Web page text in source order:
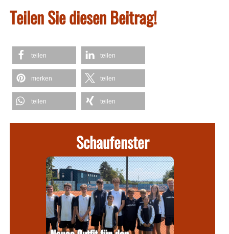
Teilen Sie diesen Beitrag!
teilen teilen
merken teilen
teilen teilen
Schaufenster